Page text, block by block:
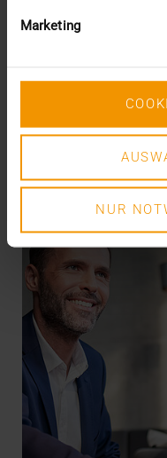
Marketing
NUR
19.05.2026